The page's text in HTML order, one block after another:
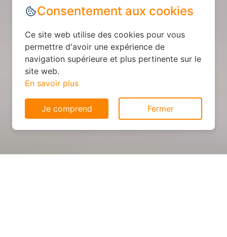
Consentement aux cookies
Ce site web utilise des cookies pour vous
permettre d'avoir une expérience de
navigation supérieure et plus pertinente sur le
site web.
En savoir plus
Je comprend Fermer